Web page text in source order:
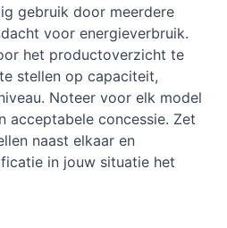
gebruik door meerdere
voor energieverbruik.
het productoverzicht te
stellen op capaciteit,
Noteer voor elk model
acceptabele concessie. Zet
naast elkaar en
in jouw situatie het